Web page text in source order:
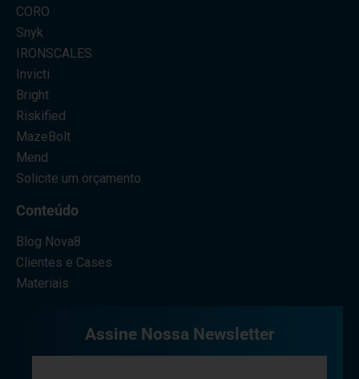
CORO
Snyk
IRONSCALES
Invicti
Bright
Riskified
MazeBolt
Mend
Solicite um orçamento
Conteúdo
Blog Nova8
Clientes e Cases
Materiais
Assine Nossa Newsletter